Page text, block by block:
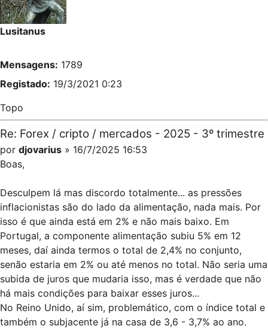
Lusitanus
Mensagens: 1789
Registado: 19/3/2021 0:23
Topo
Re: Forex / cripto / mercados - 2025 - 3º trimestre
por djovarius » 16/7/2025 16:53
Boas,
Desculpem lá mas discordo totalmente... as pressões
inflacionistas são do lado da alimentação, nada mais. Por
isso é que ainda está em 2% e não mais baixo. Em
Portugal, a componente alimentação subiu 5% em 12
meses, daí ainda termos o total de 2,4% no conjunto,
senão estaria em 2% ou até menos no total. Não seria uma
subida de juros que mudaria isso, mas é verdade que não
há mais condições para baixar esses juros...
No Reino Unido, aí sim, problemático, com o índice total e
também o subjacente já na casa de 3,6 - 3,7% ao ano.